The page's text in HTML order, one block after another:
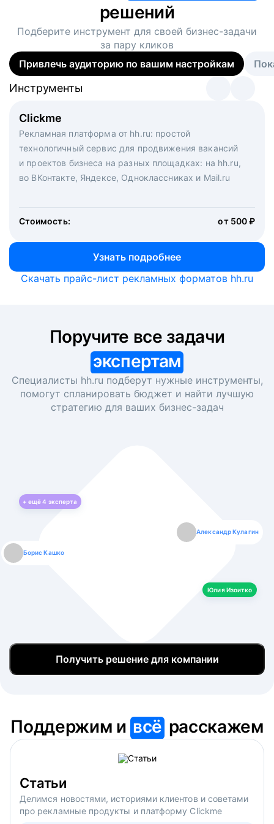
решений
Подберите инструмент для своей бизнес-задачи
за пару кликов
Привлечь аудиторию по вашим настройкам
Clickme
Рекламная платформа от hh.ru: простой
технологичный сервис для продвижения вакансий
и проектов бизнеса на разных площадках: на hh.ru,
во ВКонтакте, Яндексе, Одноклассниках и Mail.ru
Стоимость: от 500 ₽
Узнать подробнее
Инструменты
Вакансия дня
Рекламный формат для вакансий на главной странице
hh.ru. Увеличивает количество откликов
Инструменты
Массовый подбор под ключ. Решите, сколько
кандидатов и когда вам нужно, и за дело возьмутся
маркетологи, рекрутеры и проектные менеджеры
hh.ru с целым набором digital-инструментов
Инструменты
Скачать прайс-лист рекламных форматов hh.ru
экспертам
Специалисты hh.ru подберут нужные инструменты,
помогут спланировать бюджет и найти лучшую
стратегию для ваших бизнес-задач
+ ещё4 эксперта
Борис Кашко
Александр Кулагин
Юлия Изоитко
Юлия Изоитко
Даниил Макаров
Александр Кулагин
Екатерина Лазаренко
Даниил Макаров
Борис Кашко
Екатерина Лазаренко
Юлия Изоитко
Получить решение для компании
Поддержим ивсё расскажем
Статьи
Делимся новостями, историями клиентов и советами
про рекламные продукты и платформу Clickme